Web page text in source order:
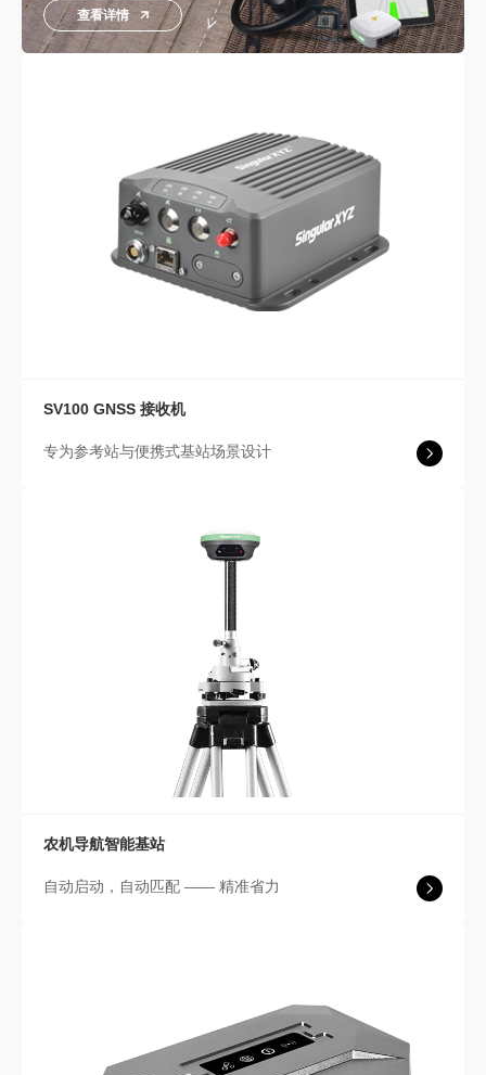
查看详情
SV100 GNSS 接收机
专为参考站与便携式基站场景设计
农机导航智能基站
自动启动，自动匹配 —— 精准省力